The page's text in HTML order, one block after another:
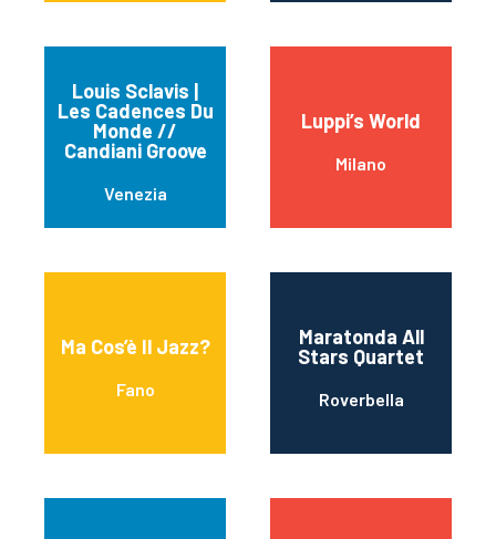
Louis Sclavis |
Les Cadences Du
Monde //
Candiani Groove
Venezia
Luppi’s World
Milano
Ma Cos’è Il Jazz?
Fano
Maratonda All
Stars Quartet
Roverbella